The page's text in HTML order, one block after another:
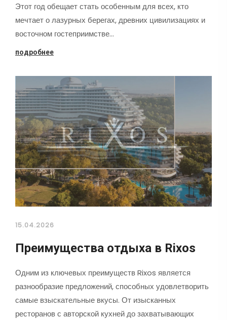
Этот год обещает стать особенным для всех, кто
мечтает о лазурных берегах, древних цивилизациях и
восточном гостеприимстве…
подробнее
15.04.2026
Преимущества отдыха в Rixos
Одним из ключевых преимуществ Rixos является
разнообразие предложений, способных удовлетворить
самые взыскательные вкусы. От изысканных
ресторанов с авторской кухней до захватывающих